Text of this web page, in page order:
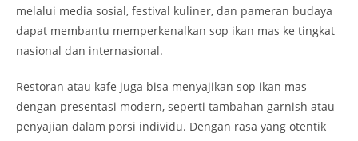
melalui media sosial, festival kuliner, dan pameran budaya
dapat membantu memperkenalkan sop ikan mas ke tingkat
nasional dan internasional.
Restoran atau kafe juga bisa menyajikan sop ikan mas
dengan presentasi modern, seperti tambahan garnish atau
penyajian dalam porsi individu. Dengan rasa yang otentik